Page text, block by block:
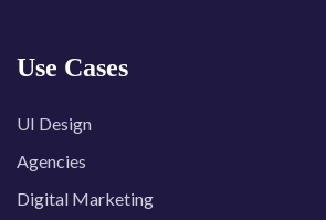
Use Cases
UI Design
Agencies
Digital Marketing